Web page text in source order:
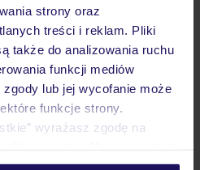
strony oraz
treści i reklam. Pliki
także do analizowania ruchu
funkcji mediów
lub jej wycofanie może
funkcje strony.
wyrażasz zgodę na
wchodząc w zakładkę